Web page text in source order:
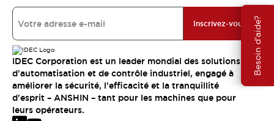
Besoin d'aide?
Inscrivez-vous
IDEC Corporation est un leader mondial des solutions
d'automatisation et de contrôle industriel, engagé à
améliorer la sécurité, l'efficacité et la tranquillité
d'esprit – ANSHIN – tant pour les machines que pour
leurs opérateurs.